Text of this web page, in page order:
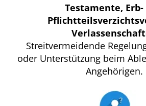
Testamente, Erb-
Streitvermeidende
oder Unterstützung beim
Angehörigen.